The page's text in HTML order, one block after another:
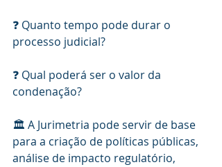
❓ Quanto tempo pode durar o
processo judicial?
❓ Qual poderá ser o valor da
condenação?
🏛️ A Jurimetria pode servir de base
para a criação de políticas públicas,
análise de impacto regulatório,